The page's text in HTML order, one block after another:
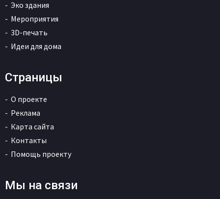
Эко здания
Мероприятия
3D-печать
Идеи для дома
Страницы
О проекте
Реклама
Карта сайта
Контакты
Помощь проекту
Мы на связи